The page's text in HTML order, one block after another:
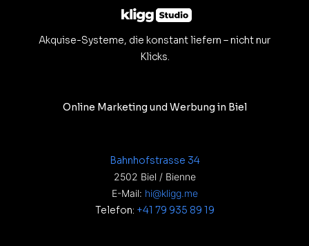
Akquise-Systeme, die konstant liefern – nicht nur
Klicks.
Online Marketing und Werbung in Biel
Bahnhofstrasse 34
2502 Biel / Bienne
E-Mail: hi@kligg.me
Telefon: +41 79 935 89 19